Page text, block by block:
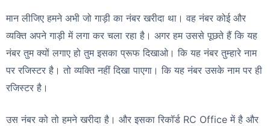
मान लीजिए हमने अभी जो गाड़ी का नंबर खरीदा था। वह नंबर कोई और
व्यक्ति अपने गाड़ी में लगा कर चला रहा है। अगर हम उससे पूछते हैं कि यह
नंबर तुम क्यों लगाए हो तुम इसका प्रूफ दिखाओ। कि यह नंबर तुम्हारे नाम
पर रजिस्टर है। तो व्यक्ति नहीं दिखा पाएगा। कि यह नंबर उसके नाम पर ही
रजिस्टर है।
उस नंबर को तो हमने खरीदा है। और इसका रिकॉर्ड RC Office में है और